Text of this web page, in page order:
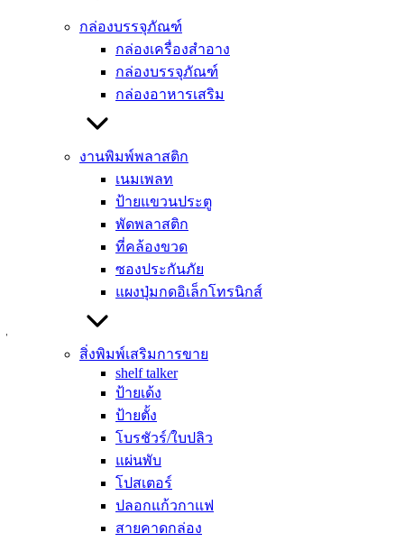
กล่องบรรจุภัณฑ์
กล่องเครื่องสำอาง
กล่องบรรจุภัณฑ์
กล่องอาหารเสริม
งานพิมพ์พลาสติก
เนมเพลท
ป้ายแขวนประตู
พัดพลาสติก
ที่คล้องขวด
ซองประกันภัย
แผงปุ่มกดอิเล็กโทรนิกส์
สิ่งพิมพ์เสริมการขาย
shelf talker
ป้ายเด้ง
ป้ายตั้ง
โบรชัวร์/ใบปลิว
แผ่นพับ
โปสเตอร์
ปลอกแก้วกาแฟ
สายคาดกล่อง
ลูกค้า รวมถึงยังสามารถช่วยในการส่งเสริมการขายได้อีกด้วย
โดยตัวป้ายติดชั้นวางสินค้าจะเป็นตัวบอกเล่าเรื่องราวและ
ถ่ายทอดข้อความแทนพนักงานขายผ่านป้ายโฆษณาสินค้าใต้
ชั้นวาง หรือถ้าต้องการให้ป้ายดูน่าสนใจมากขึ้นสามารถจัดทำ
ป้ายเด้ง wobbler
ตา เพื่อแนะนำผลิตภัณฑ์ใหม่ ส่วนลด หรือโปรโมชั่นพิเศษต่าง ๆ
ผ่านไปผ่านมาเกิดความสนใจและดึงดูดใจให้ลูกค้าเข้ามาซื้อ
สินค้าชิ้นนั้น ๆ ได้ง่ายขึ้น
ดังนั้น ป้ายติดชั้นวางสินค้า จึงเป็นตัวที่สำคัญมาก ๆ ตัวหนึ่งที่
ทำให้ลูกค้าเลือกหยิบสินค้าที่อยู่บนชั้นวางสินค้า ซึ่งลูกค้าอาจ
จะตั้งใจมาซื้อสินค้าอีกชิ้นหนึ่ง แต่เมื่อลูกค้าเห็นป้ายติดชั้นวาง
สินค้าอาจเปลี่ยนใจมาซื้อสินค้าชิ้นที่มีป้ายโฆษณาติดอยู่ก็เป็น
ได้ แสดงให้เห็นว่าป้ายโฆษณาที่ติดบนชั้นวางสินค้านั้นสามารถ
ดึงดูดความสนใจ กระตุ้นการตัดสินใจซื้อ รวมถึงสามารถยัง
เปลี่ยนใจลูกค้าได้ ยิ่งไปกว่านั้นยังสามารถเพิ่มยอดขายได้อีก
ด้วย เพราะฉะนั้นซูเปอร์มาร์เก็ต ร้านสะดวกซื้อ หรือร้านค้าไหน
ๆ ยังไม่มีป้ายติดบนชั้นวางสินค้า ระวังจะเสียลูกค้าไปไม่ใช่น้อย
ข้อดีของ Shlef talker คืออะไร?